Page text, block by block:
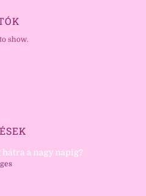
show.
a nagy napig?